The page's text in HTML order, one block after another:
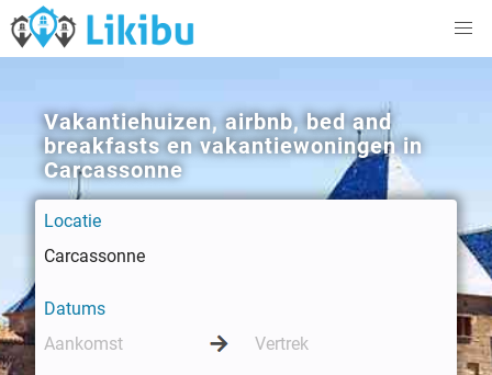
Vakantiehuizen, airbnb, bed and
breakfasts en vakantiewoningen in
Carcassonne
Locatie
Datums